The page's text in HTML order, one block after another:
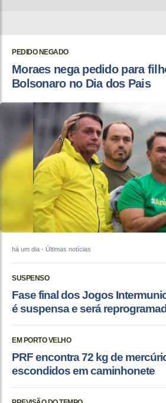
PEDIDO NEGADO
Moraes nega pedido para
Bolsonaro no Dia dos Pais
há um dia - Últimas notícias
SUSPENSO
Fase final dos Jogos
é suspensa e será
EM PORTO VELHO
PRF encontra 72 kg de
escondidos em caminhonete